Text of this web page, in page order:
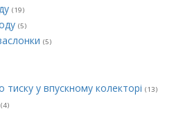
(19)
(5)
(5)
у впускному колекторі (13)
(4)